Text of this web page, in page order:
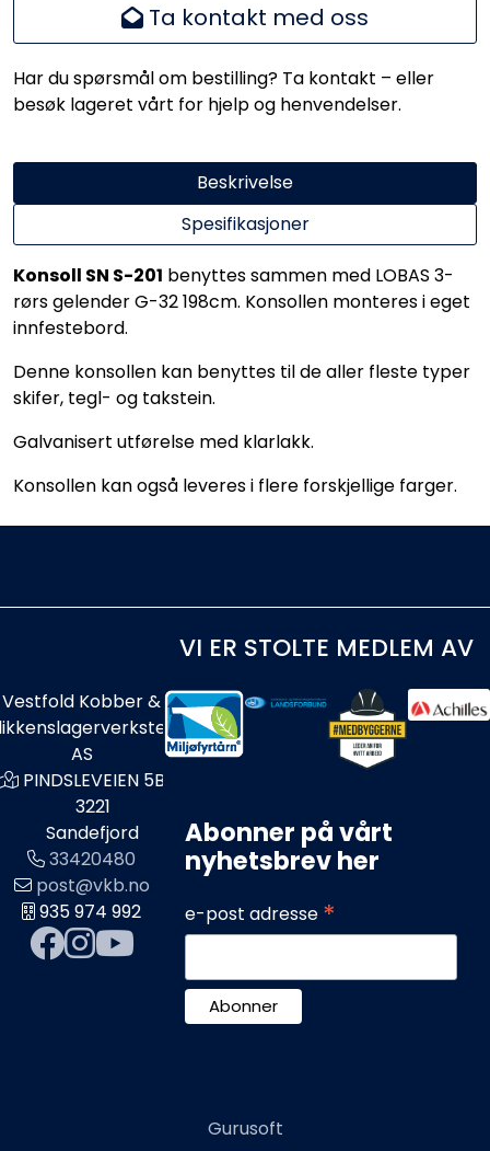
Ta kontakt med oss
Har du spørsmål om bestilling? Ta kontakt – eller
besøk lageret vårt for hjelp og henvendelser.
Beskrivelse
Spesifikasjoner
Konsoll SN S-201 benyttes sammen med LOBAS 3-
rørs gelender G-32 198cm. Konsollen monteres i eget
innfestebord.
Denne konsollen kan benyttes til de aller fleste typer
skifer, tegl- og takstein.
Galvanisert utførelse med klarlakk.
Konsollen kan også leveres i flere forskjellige farger.
VI ER STOLTE MEDLEM AV
Vestfold Kobber &
AS
PINDSLEVEIEN 5B
3221
Sandefjord
33420480
post@vkb.no
935 974 992
Abonner på vårt
nyhetsbrev her
e-post adresse *
Gurusoft